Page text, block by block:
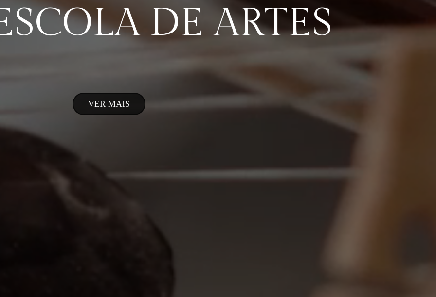
DE ARTES
VER MAIS